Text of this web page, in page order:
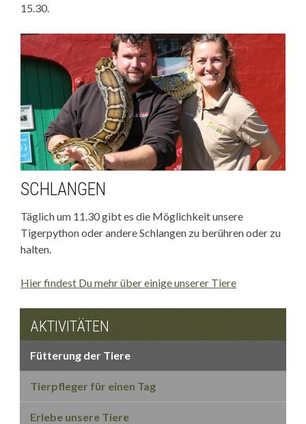
15.30.
SCHLANGEN
Täglich um 11.30 gibt es die Möglichkeit unsere
Tigerpython oder andere Schlangen zu berühren oder zu
halten.
Hier findest Du mehr über einige unserer Tiere
AKTIVITÄTEN
Fütterung der Tiere
Tierpfleger für einen Tag
Erlebe unsere Tiere